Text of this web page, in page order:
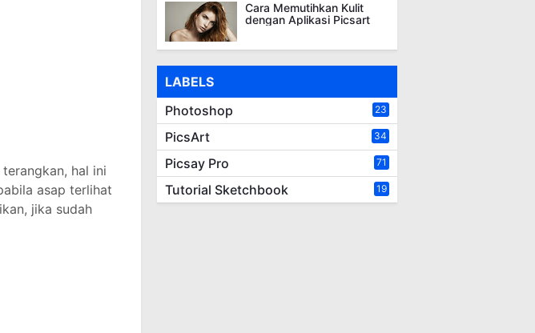
hal ini
asap terlihat
jika sudah
Cara Memutihkan Kulit
dengan Aplikasi Picsart
LABELS
Photoshop
23
PicsArt 34
Picsay Pro 71
Tutorial Sketchbook 19